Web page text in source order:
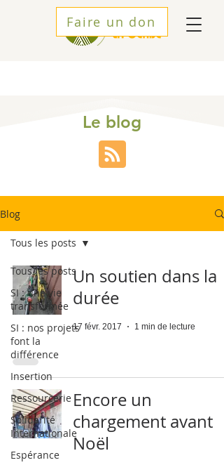
Faire un don
Le blog
Blog
Tous les posts
SI : une vie
transformée
SI : nos projets
font la
différence
Insertion
Ressourcerie
Solidarité
Internationale
Espérance
Tous les posts
Un soutien dans la
durée
17 févr. 2017 1 min de lecture
Encore un
chargement avant
Noël